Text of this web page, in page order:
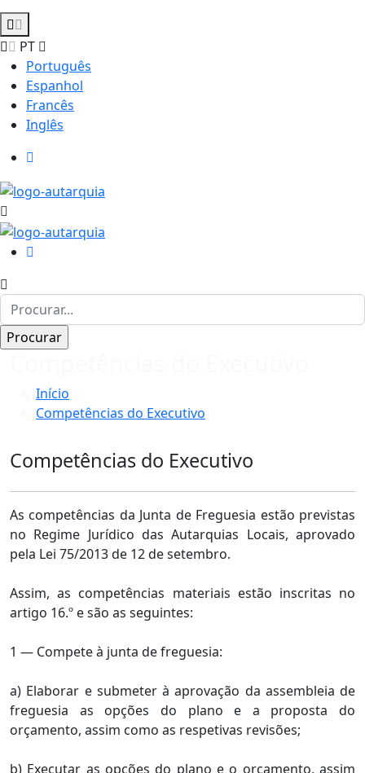
PT
Português
Espanhol
Francês
Inglês
Início
Competências do Executivo
Competências do Executivo
As competências da Junta de Freguesia estão previstas
no Regime Jurídico das Autarquias Locais, aprovado
pela Lei 75/2013 de 12 de setembro.
Assim, as competências materiais estão inscritas no
artigo 16.º e são as seguintes:
1 — Compete à junta de freguesia:
a) Elaborar e submeter à aprovação da assembleia de
freguesia as opções do plano e a proposta do
orçamento, assim como as respetivas revisões;
b) Executar as opções do plano e o orçamento, assim